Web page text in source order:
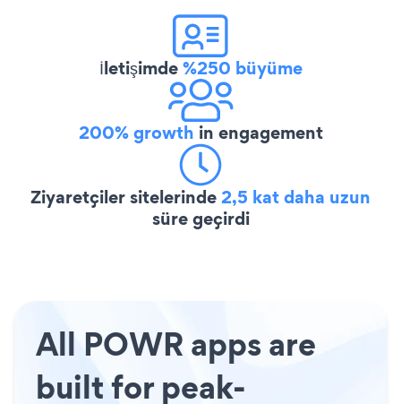
İletişimde%250 büyüme
200% growth in engagement
Ziyaretçiler sitelerinde2,5 kat daha uzun
süre geçirdi
All POWR apps are
built for peak-